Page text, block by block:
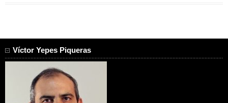
Víctor Yepes Piqueras